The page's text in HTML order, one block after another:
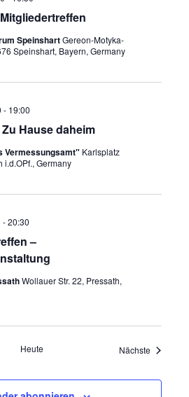
SpeinshartGereon-Motyka-
Speinshart, Bayern, Germany
Hause daheim
- 19:00
Vermessungsamt" Karlsplatz
i.d.OPf., Germany
–
-20:30
Wollauer Str. 22, Pressath,
Heute Nächste